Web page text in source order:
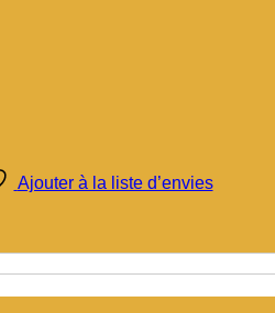
Ajouter à la liste d’envies